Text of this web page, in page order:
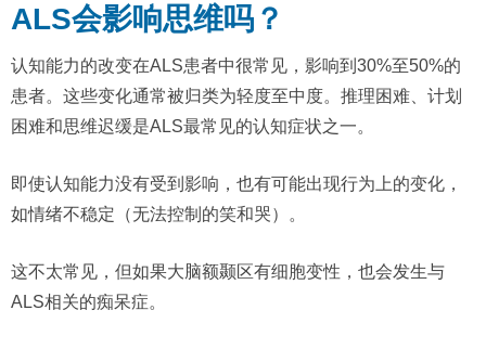
ALS会影响思维吗？
认知能力的改变在ALS患者中很常见，影响到30%至50%的
患者。这些变化通常被归类为轻度至中度。推理困难、计划
困难和思维迟缓是ALS最常见的认知症状之一。
即使认知能力没有受到影响，也有可能出现行为上的变化，
如情绪不稳定（无法控制的笑和哭）。
这不太常见，但如果大脑额颞区有细胞变性，也会发生与
ALS相关的痴呆症。